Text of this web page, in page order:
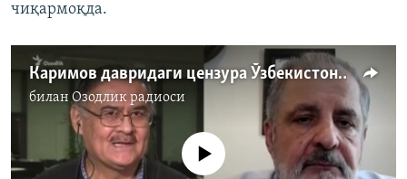
чиқармоқда.
Каримов давридаги цензура Ўзбекистонга қайтдими?
биланОзодлик радиоси
Айни дамда медиа-манба мавжуд эмас